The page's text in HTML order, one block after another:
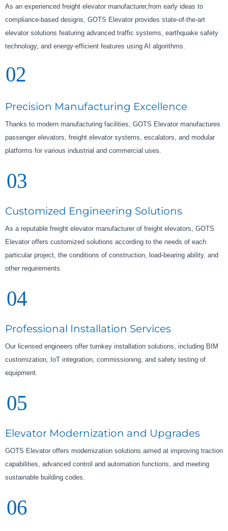
As an experienced freight elevator manufacturer,from early ideas to
compliance-based designs, GOTS Elevator provides state-of-the-art
elevator solutions featuring advanced traffic systems, earthquake safety
technology, and energy-efficient features using AI algorithms.
02
Precision Manufacturing Excellence
Thanks to modern manufacturing facilities, GOTS Elevator manufactures
passenger elevators, freight elevator systems, escalators, and modular
platforms for various industrial and commercial uses.
03
Customized Engineering Solutions
As a reputable freight elevator manufacturer of freight elevators, GOTS
Elevator offers customized solutions according to the needs of each
particular project, the conditions of construction, load-bearing ability, and
other requirements.
04
Professional Installation Services
Our licensed engineers offer turnkey installation solutions, including BIM
customization, IoT integration, commissioning, and safety testing of
equipment.
05
Elevator Modernization and Upgrades
GOTS Elevator offers modernization solutions aimed at improving traction
capabilities, advanced control and automation functions, and meeting
sustainable building codes.
06